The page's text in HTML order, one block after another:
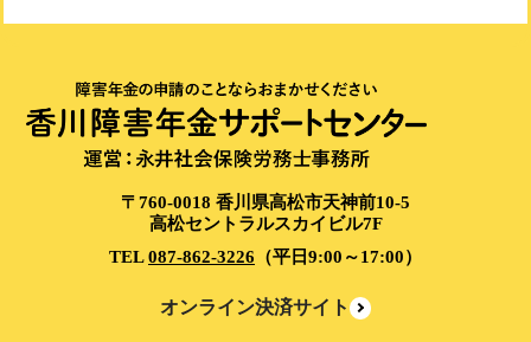
〒760-0018 香川県高松市天神前10-5
高松セントラルスカイビル7F
TEL087-862-3226 （平日9:00～17:00）
オンライン決済サイト